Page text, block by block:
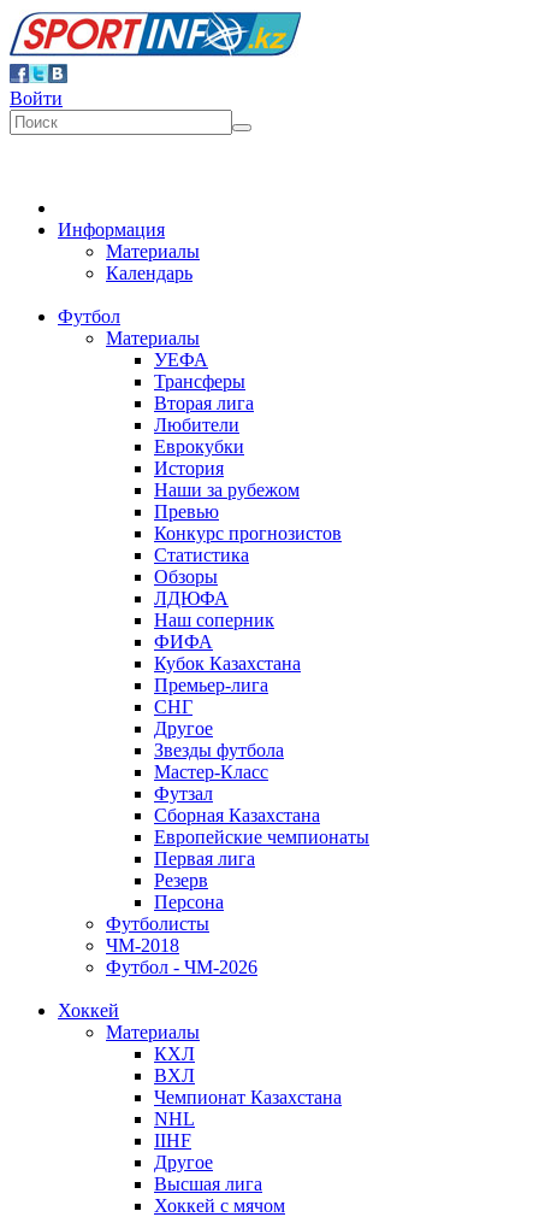
Войти
Информация
Материалы
Календарь
Футбол
Материалы
УЕФА
Трансферы
Вторая лига
Любители
Еврокубки
История
Наши за рубежом
Превью
Конкурс прогнозистов
Статистика
Обзоры
ЛДЮФА
Наш соперник
ФИФА
Кубок Казахстана
Премьер-лига
СНГ
Другое
Звезды футбола
Мастер-Класс
Футзал
Сборная Казахстана
Европейские чемпионаты
Первая лига
Резерв
Персона
Футболисты
ЧМ-2018
Футбол - ЧМ-2026
Хоккей
Материалы
КХЛ
ВХЛ
Чемпионат Казахстана
NHL
IIHF
Другое
Высшая лига
Хоккей с мячом